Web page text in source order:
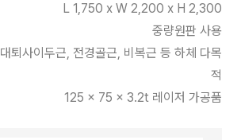
L 1,750 x W 2,200 x H 2,300
중량원판 사용
대퇴사이두근, 전경골근, 비복근 등 하체 다목
적
125 x 75 x 3.2t 레이저 가공품